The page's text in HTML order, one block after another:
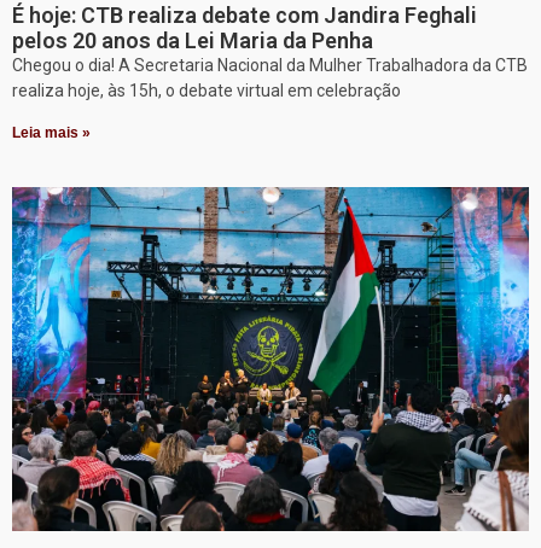
É hoje: CTB realiza debate com Jandira Feghali
pelos 20 anos da Lei Maria da Penha
Chegou o dia! A Secretaria Nacional da Mulher Trabalhadora da CTB
realiza hoje, às 15h, o debate virtual em celebração
Leia mais »